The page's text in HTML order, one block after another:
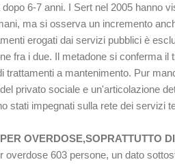
6-7 anni. I Sert nel 2005 hanno
ma si osserva un incremento
erogati dai servizi pubblici è
fra i due. Il metadone si conferma
trattamenti a mantenimento. Pur
privato sociale e un'articolazione
stati impegnati sulla rete dei servizi
OVERDOSE,SOPRATTUTTO
overdose 603 persone, un dato